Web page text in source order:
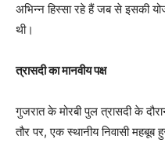
अभिन्न हिस्सा रहे हैं जब से इसकी
थी।
त्रासदी का मानवीय पक्ष
गुजरात के मोरबी पुल त्रासदी के
तौर पर, एक स्थानीय निवासी